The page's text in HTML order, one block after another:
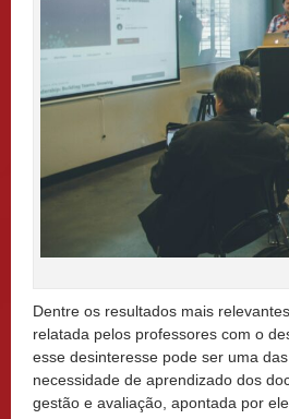
Dentre os resultados mais
relatada pelos professores com o
esse desinteresse pode ser uma
necessidade de aprendizado dos
gestão e avaliação, apontada por